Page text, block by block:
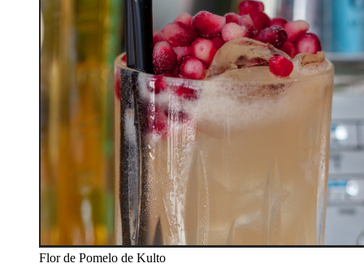
Flor de Pomelo de Kulto